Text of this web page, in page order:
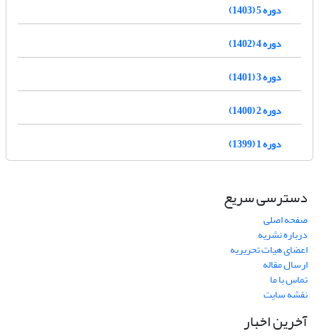
دوره 5 (1403)
دوره 4 (1402)
دوره 3 (1401)
دوره 2 (1400)
دوره 1 (1399)
دسترسی سریع
صفحه اصلی
درباره نشریه
اعضای هیات تحریریه
ارسال مقاله
تماس با ما
نقشه سایت
آخرین اخبار